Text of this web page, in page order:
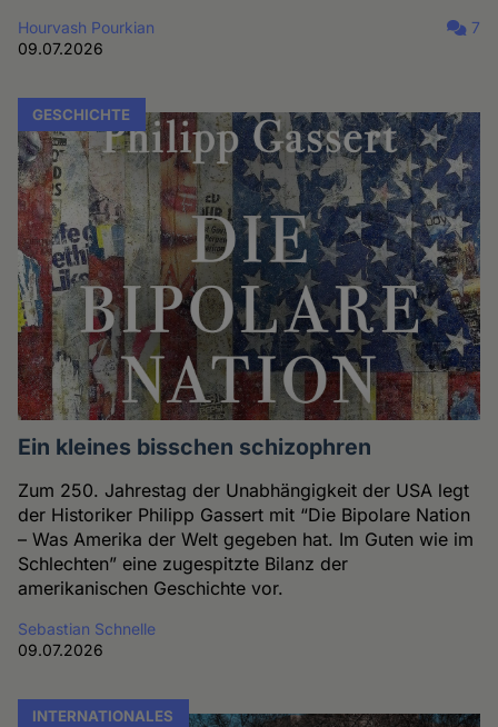
Hourvash Pourkian
09.07.2026
7
GESCHICHTE
Ein kleines bisschen schizophren
Zum 250. Jahrestag der Unabhängigkeit der USA legt
der Historiker Philipp Gassert mit “Die Bipolare Nation
– Was Amerika der Welt gegeben hat. Im Guten wie im
Schlechten” eine zugespitzte Bilanz der
amerikanischen Geschichte vor.
Sebastian Schnelle
09.07.2026
INTERNATIONALES